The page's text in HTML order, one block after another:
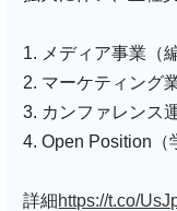
1. メディア事業（
2. マーケティング
3. カンファレンス
4. Open Position（
詳細https://t.co/